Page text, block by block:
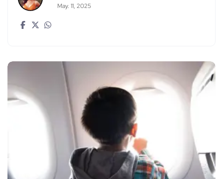
May. 11, 2025